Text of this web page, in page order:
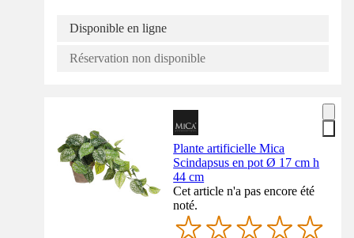
Disponible en ligne
Réservation non disponible
Plante artificielle Mica
Scindapsus en pot Ø 17 cm h
44 cm
Cet article n'a pas encore été
noté.